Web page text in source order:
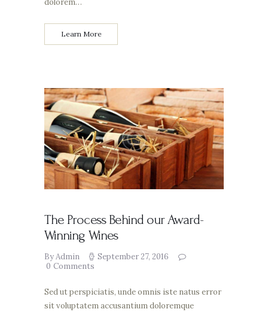
Learn More
The Process Behind our Award-
Winning Wines
By Admin
September 27, 2016
0 Comments
Sed ut perspiciatis, unde omnis iste natus error
sit voluptatem accusantium doloremque